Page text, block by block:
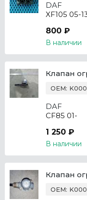
DAF
XF105 05-
800 ₽
В наличии
Клапан
OEM:
DAF
CF85 01-
1 250 ₽
В наличии
Клапан
OEM: